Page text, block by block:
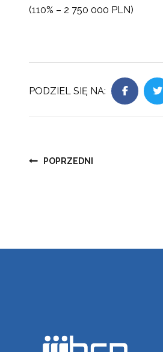
(110% – 2 750 000 PLN)
PODZIEL SIĘ NA:
Nawigacja
POPRZEDNI